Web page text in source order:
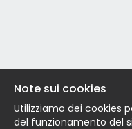
Note sui cookies
Utilizziamo dei cookies
del funzionamento del